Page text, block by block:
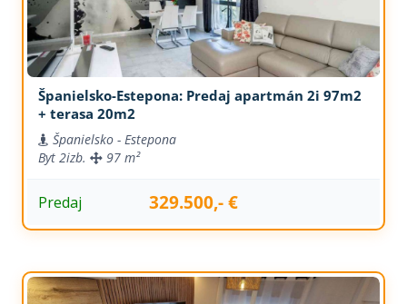
Španielsko-Estepona: Predaj apartmán 2i 97m2
+ terasa 20m2
Španielsko - Estepona
Byt 2izb. 97 m²
Predaj 329.500,- €